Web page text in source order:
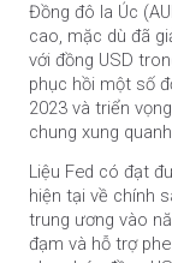
Đồng đô la Úc
cao, mặc dù đã
với đồng USD
phục hồi một số
2023 và triển
chung xung
Liệu Fed có đạt
hiện tại về chính
trung ương vào
đạm và hỗ trợ